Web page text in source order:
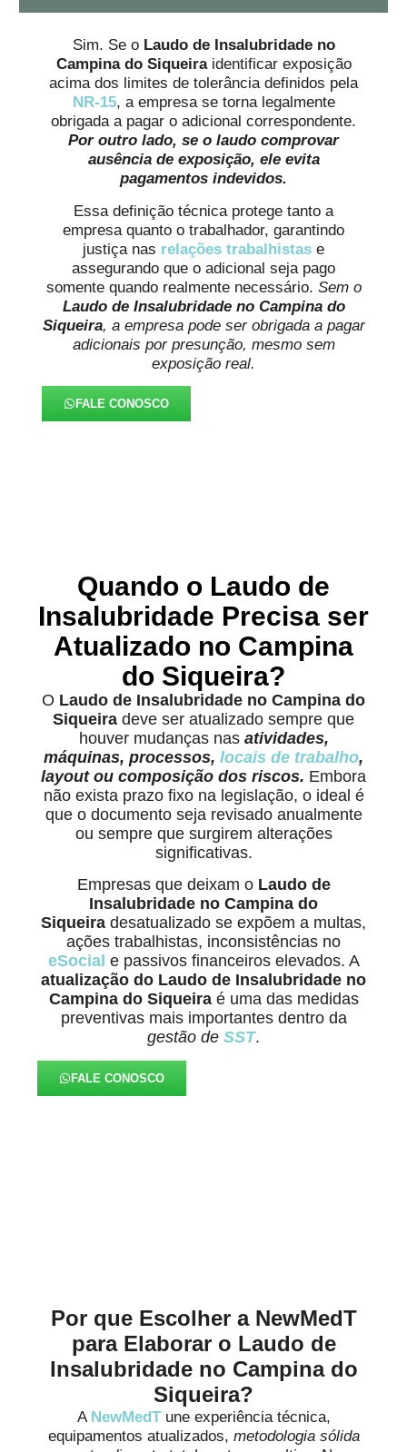
Sim. Se o Laudo de Insalubridade no
Campina do Siqueiraidentificar exposição
acima dos limites de tolerância definidos pela
NR-15, a empresa se torna legalmente
obrigada a pagar o adicional correspondente.
Por outro lado, se o laudo comprovar
ausência de exposição, ele evita
pagamentos indevidos.
Essa definição técnica protege tanto a
empresa quanto o trabalhador, garantindo
justiça nas relações trabalhistas e
assegurando que o adicional seja pago
somente quando realmente necessário. Sem o
Laudo de Insalubridade no Campina do
Siqueira, a empresa pode ser obrigada a pagar
adicionais por presunção, mesmo sem
exposição real.
FALE CONOSCO
Quando o Laudo de
Insalubridade Precisa ser
Atualizado no Campina
do Siqueira?
O Laudo de Insalubridade no Campina do
Siqueira deve ser atualizado sempre que
houver mudanças nas atividades,
máquinas, processos, locais de trabalho,
layout ou composição dos riscos. Embora
não exista prazo fixo na legislação, o ideal é
que o documento seja revisado anualmente
ou sempre que surgirem alterações
significativas.
Empresas que deixam o Laudo de
Insalubridade no Campina do
Siqueira desatualizado se expõem a multas,
ações trabalhistas, inconsistências no
eSocial e passivos financeiros elevados. A
atualização do Laudo de Insalubridade no
Campina do Siqueiraé uma das medidas
preventivas mais importantes dentro da
gestão de SST.
FALE CONOSCO
Por que Escolher a NewMedT
para Elaborar o Laudo de
Insalubridade no Campina do
Siqueira?
A NewMedT une experiência técnica,
equipamentos atualizados, metodologia sólida